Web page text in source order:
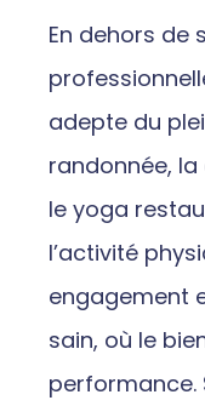
En dehors de
adepte du
randonnée,
le yoga
l’activité
engagement
sain, où le
performance.